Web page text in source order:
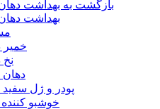
بازگشت به بهداشت
بهداشت
خمیر
نخ
دهان
پودر و ژل سفید
خوشبو